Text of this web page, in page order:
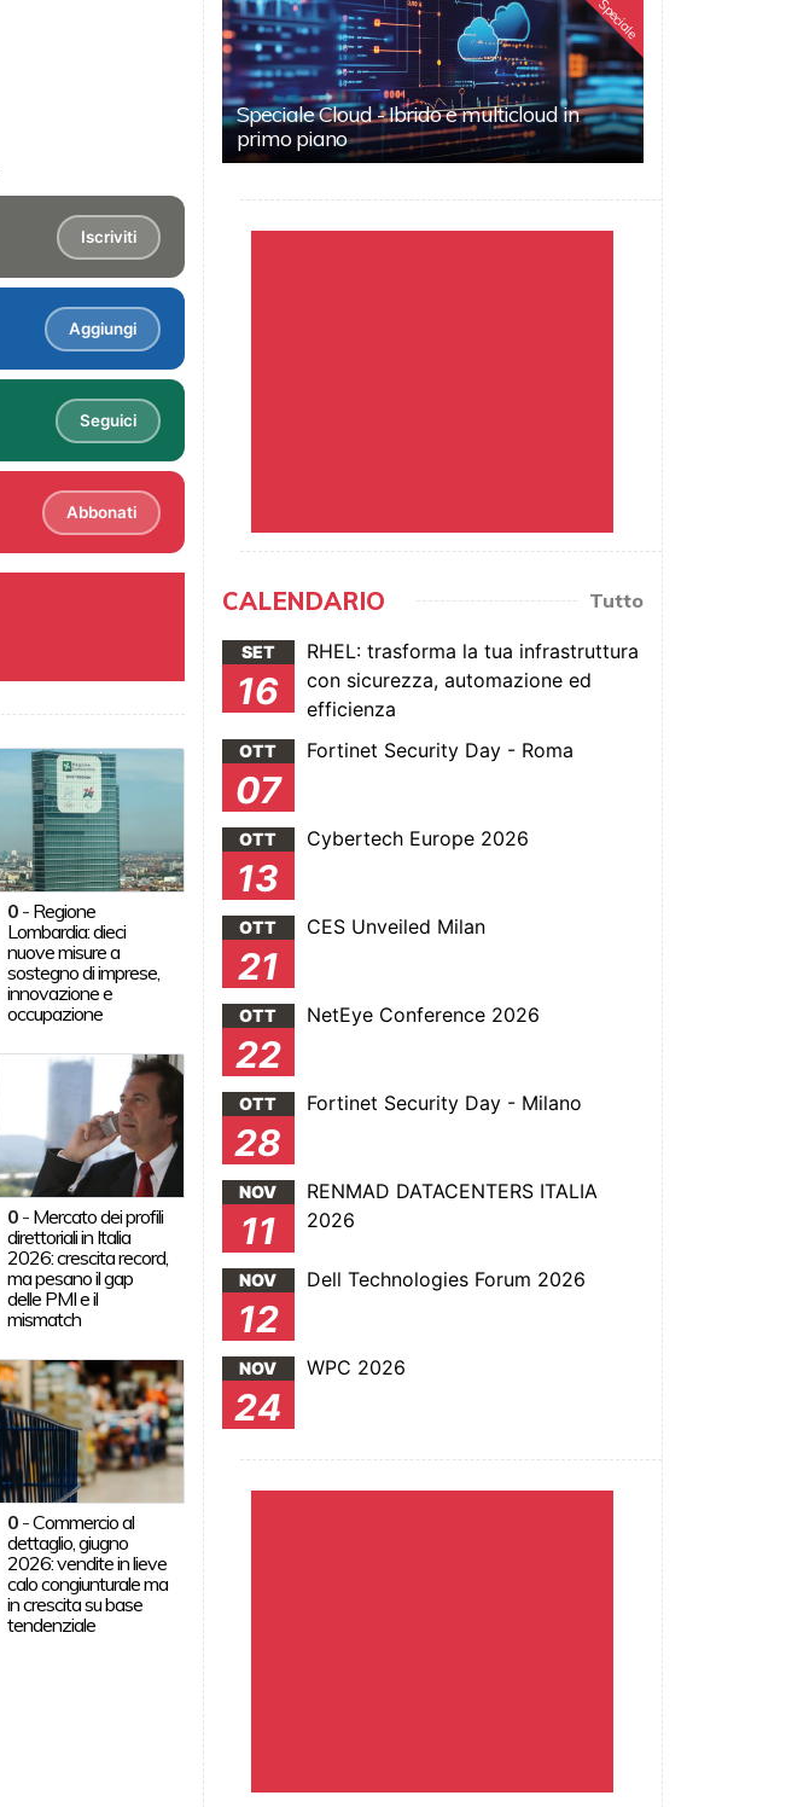
Iscriviti
Aggiungi
Seguici
Abbonati
0 - Regione
Lombardia: dieci
nuove misure a
sostegno di imprese,
innovazione e
occupazione
0 - Mercato dei profili
direttoriali in Italia
2026: crescita record,
ma pesano il gap
delle PMI e il
mismatch
0 -Commercio al
dettaglio, giugno
2026: vendite in lieve
calo congiunturale ma
in crescita su base
tendenziale
Speciale
Speciale Cloud - Ibrido e multicloud in
primo piano
CALENDARIO Tutto
SET
16
RHEL: trasforma la tua infrastruttura
con sicurezza, automazione ed
efficienza
OTT
07
Fortinet Security Day - Roma
OTT
13
Cybertech Europe 2026
OTT
21
CES Unveiled Milan
OTT
22
NetEye Conference 2026
OTT
28
Fortinet Security Day - Milano
NOV
11
RENMAD DATACENTERS ITALIA
2026
NOV
12
Dell Technologies Forum 2026
NOV
24
WPC 2026